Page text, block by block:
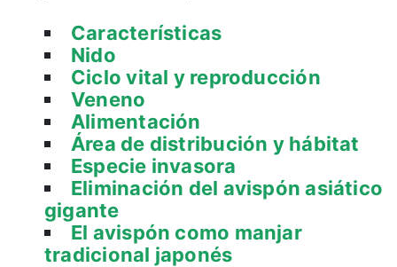
Características
Nido
Ciclo vital y reproducción
Veneno
Alimentación
Área de distribución y hábitat
Especie invasora
Eliminación del avispón asiático
gigante
El avispón como manjar
tradicional japonés